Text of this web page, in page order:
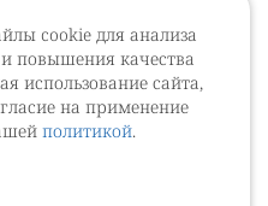
cookie для анализа
и повышения качества
использование сайта,
на применение
политикой.